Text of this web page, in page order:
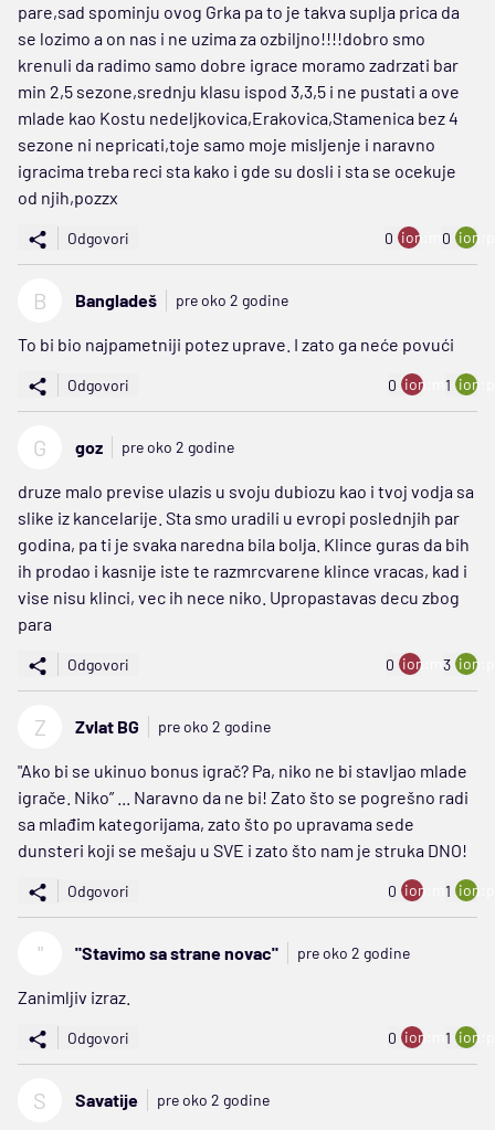
pare,sad spominju ovog Grka pa to je takva suplja prica da
se lozimo a on nas i ne uzima za ozbiljno!!!!dobro smo
krenuli da radimo samo dobre igrace moramo zadrzati bar
min 2,5 sezone,srednju klasu ispod 3,3,5 i ne pustati a ove
mlade kao Kostu nedeljkovica,Erakovica,Stamenica bez 4
sezone ni nepricati,toje samo moje misljenje i naravno
igracima treba reci sta kako i gde su dosli i sta se ocekuje
od njih,pozzx
Odgovori 0 ion:minus
0
B Bangladeš pre oko 2 godine
To bi bio najpametniji potez uprave. I zato ga neće povući
Odgovori 0 ion:minus
1
G goz pre oko 2 godine
druze malo previse ulazis u svoju dubiozu kao i tvoj vodja sa
slike iz kancelarije. Sta smo uradili u evropi poslednjih par
godina, pa ti je svaka naredna bila bolja. Klince guras da bih
ih prodao i kasnije iste te razmrcvarene klince vracas, kad i
vise nisu klinci, vec ih nece niko. Upropastavas decu zbog
para
Odgovori 0 ion:minus
3
Z Zvlat BG pre oko 2 godine
"Ako bi se ukinuo bonus igrač? Pa, niko ne bi stavljao mlade
igrače. Niko” ... Naravno da ne bi! Zato što se pogrešno radi
sa mlađim kategorijama, zato što po upravama sede
dunsteri koji se mešaju u SVE i zato što nam je struka DNO!
Odgovori 0 ion:minus
1
" "Stavimo sa strane novac" pre oko 2 godine
Zanimljiv izraz.
Odgovori 0 ion:minus
1
S Savatije pre oko 2 godine